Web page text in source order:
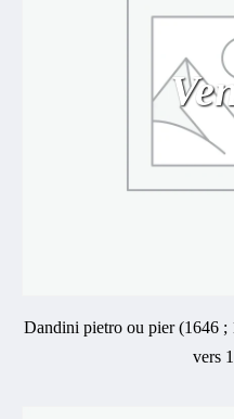
Dandini pietro ou pier (1646 ;
vers